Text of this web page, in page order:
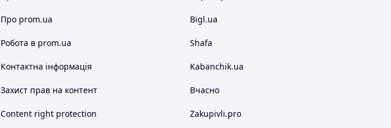
Про prom.ua
Робота в prom.ua
Контактна інформація
Захист прав на контент
Content right protection
Bigl.ua
Shafa
Kabanchik.ua
Вчасно
Zakupivli.pro